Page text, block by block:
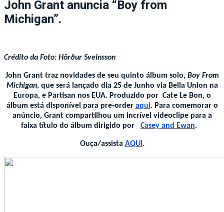
John Grant anuncia “Boy from
Michigan”.
Crédito da Foto: Hörður Sveinsson
John Grant traz novidades de seu quinto álbum solo, Boy From
Michigan, que será lançado dia 25 de Junho via Bella Union na
Europa, e Partisan nos EUA. Produzido por Cate Le Bon, o
álbum está disponível para pre-order aqui. Para comemorar o
anúncio, Grant compartilhou um incrível videoclipe para a
faixa título do álbum dirigido por Casey and Ewan.
Ouça/assista AQUI .